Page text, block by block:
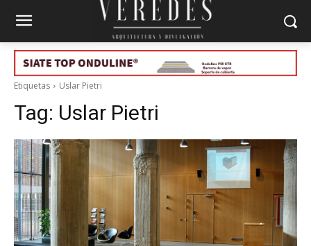
Etiquetas Uslar Pietri
Tag: Uslar Pietri